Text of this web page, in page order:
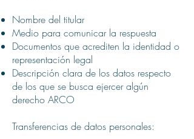
Nombre del titular
Medio para comunicar la respuesta
Documentos que acrediten la identidad o
representación legal
Descripción clara de los datos respecto
de los que se busca ejercer algún
derecho ARCO
Transferencias de datos personales: